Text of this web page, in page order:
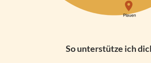
So unterstütze ich